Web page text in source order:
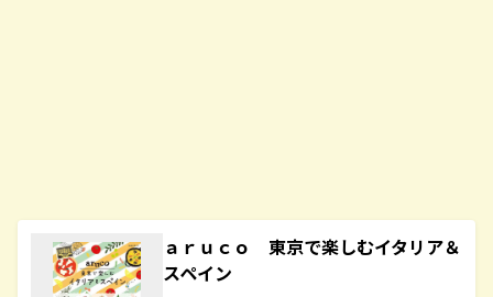
ａｒｕｃｏ 東京で楽しむイタリア＆
スペイン